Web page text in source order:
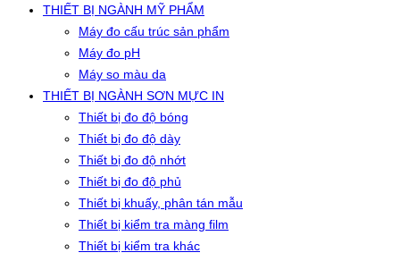
THIẾT BỊ NGÀNH MỸ PHẨM
Máy đo cấu trúc sản phẩm
Máy đo pH
Máy so màu da
THIẾT BỊ NGÀNH SƠN MỰC IN
Thiết bị đo độ bóng
Thiết bị đo độ dày
Thiết bị đo độ nhớt
Thiết bị đo độ phủ
Thiết bị khuấy, phân tán mẫu
Thiết bị kiểm tra màng film
Thiết bị kiểm tra khác